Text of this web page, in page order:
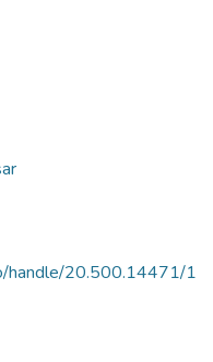
handle/20.500.14471/1